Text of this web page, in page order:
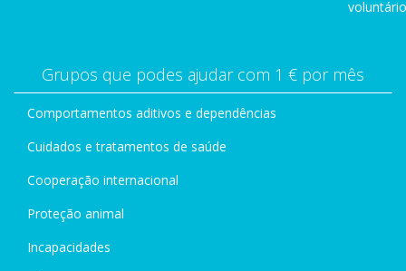
Grupos que podes ajudar com 1 € por mês
Comportamentos aditivos e dependências
Cuidados e tratamentos de saúde
Cooperação internacional
Proteção animal
Incapacidades